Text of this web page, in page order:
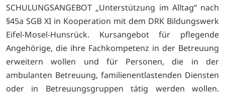
SCHULUNGSANGEBOT „Unterstützung im Alltag“ nach
§45a SGB XI in Kooperation mit dem DRK Bildungswerk
Eifel-Mosel-Hunsrück. Kursangebot für pflegende
Angehörige, die ihre Fachkompetenz in der Betreuung
erweitern wollen und für Personen, die in der
ambulanten Betreuung, familienentlastenden Diensten
oder in Betreuungsgruppen tätig werden wollen.